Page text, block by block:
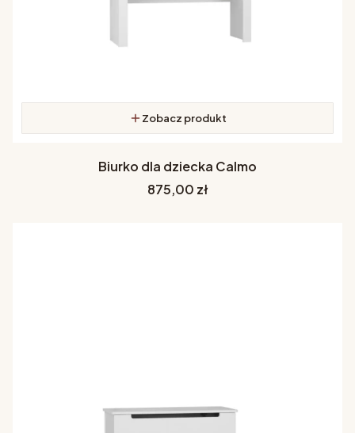
Zobacz produkt
Biurko dla dziecka Calmo
Cena
875,00 zł